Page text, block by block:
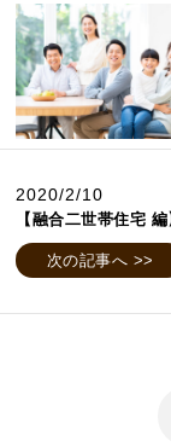
2020/2/10
次の記事へ >>